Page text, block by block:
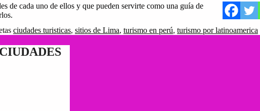
de cada uno de ellos y que pueden servirte como una guía de
ciudades turisticas, sitios de Lima, turismo en perú, turismo por latinoamerica